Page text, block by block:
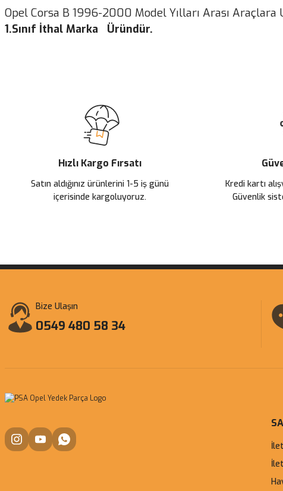
Opel Corsa B 1996-2000 Model Yılları Arası Araçlara
1.Sınıf İthal Marka Üründür.
Ürün açıklamasında eksik bilgiler bulunuyor.
Ürün bilgilerinde hatalar bulunuyor.
Ürün fiyatı diğer sitelerden daha pahalı.
Bu ürüne benzer farklı alternatifler olmalı.
Hızlı Kargo Fırsatı
Satın aldığınız ürünlerini 1-5 iş günü
içerisinde kargoluyoruz.
Kredi kartı
Güvenlik
Bize Ulaşın
0549 480 58 34